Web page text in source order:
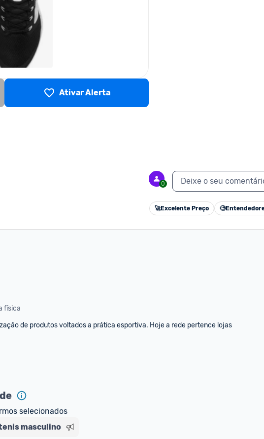
Ativar Alerta
0 Deixe o seu
🚀Excelente Preço 🧐
física
de produtos voltados a prática esportiva. Hoje a rede pertence lojas
selecionados
masculino